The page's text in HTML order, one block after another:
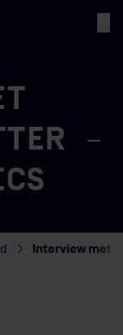
–
Interview met